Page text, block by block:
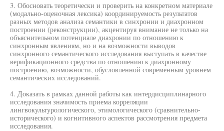
3. Обосновать теоретически и проверить на конкретном материале
(модально-оценочная лексика) координируемость результатов
разных методов анализа семантики в синхронии и диахронном
построении (реконструкции), акцентируя внимание не только на
объяснительном потенциале диахронии по отношению к
синхронным явлениям, но и на возможности выводов
синхронного семантического исследования выступать в качестве
верификационного средства по отношению к диахронному
построению, возможности, обусловленной современным уровнем
семантических исследований.
4. Доказать в рамках данной работы как интердисциплинарного
исследования значимость приема корреляции
лингвокультурологического, этимологического (сравнительно-
исторического) и когнитивного аспектов рассмотрения предмета
исследования.